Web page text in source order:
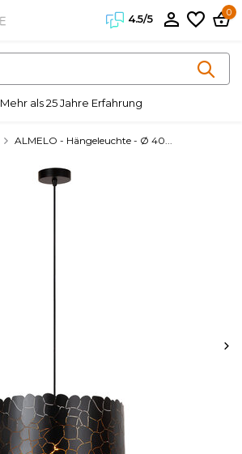
4.5/5
0
Mehr als 25 Jahre Erfahrung
ALMELO - Hängeleuchte - Ø 40...